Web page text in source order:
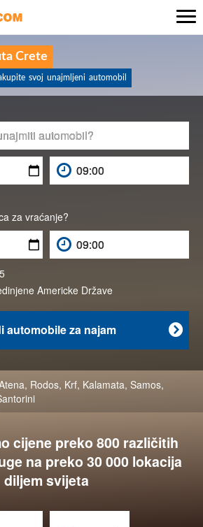
Crete
svoj unajmljeni automobil

za vraćanje?
Americke Države

automobile za najam
, Rodos, Krf, Kalamata, Samos,
cijene preko 800 različitih
na preko 30 000 lokacija
diljem svijeta